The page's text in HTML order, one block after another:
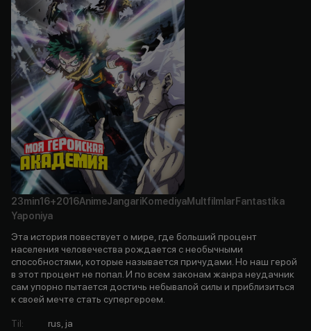
23min16+2016AnimeJangariKomediyaMultfilmlar Fantastika
Yaponiya
Эта история повествует о мире, где больший процент
населения человечества рождается с необычными
способностями, которые называется причудами. Но наш герой
в этот процент не попал. И по всем законам жанра неудачник
сам упорно пытается достичь небывалой силы и приблизиться
к своей мечте стать супергероем.
Til:
rus, ja